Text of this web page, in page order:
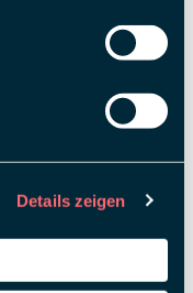
Details zeigen